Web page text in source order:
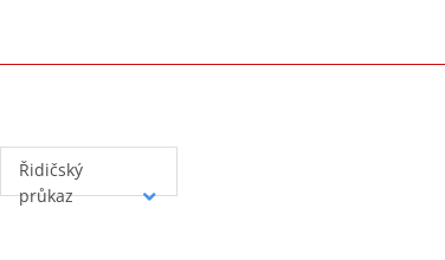
Řidičský
průkaz